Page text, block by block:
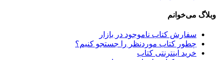
وبلاگ می‌خوانم
سفارش کتاب ناموجود در بازار
چطور کتاب موردنظر را جستجو کنیم؟
خرید اینترنتی کتاب